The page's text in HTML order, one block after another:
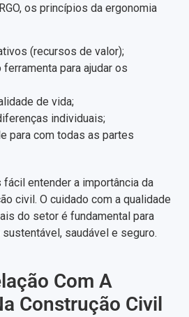
os princípios da ergonomia
(recursos de valor);
para ajudar os
de vida;
individuais;
para com todas as partes
entender a importância da
civil. O cuidado com a qualidade
do setor é fundamental para
saudável e seguro.
Com A
Construção Civil